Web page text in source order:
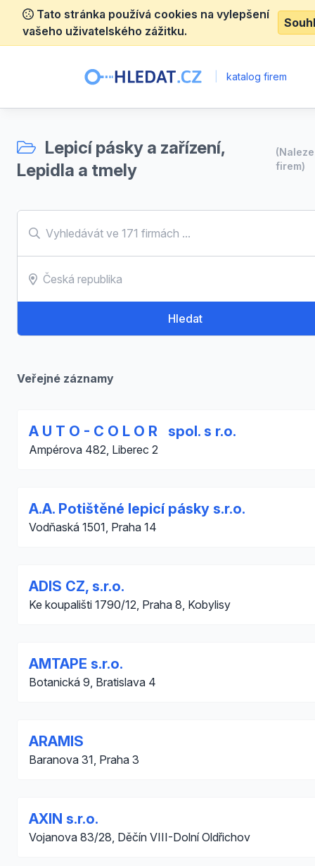
Tato stránka používá cookies na vylepšení
vašeho uživatelského zážitku.
katalog firem
Lepicí pásky a zařízení,
Lepidla a tmely
firem)
Hledat
Veřejné záznamy
A U T O - C O L O R spol. s r.o.
Ampérova 482, Liberec 2
A.A. Potištěné lepicí pásky s.r.o.
Vodňaská 1501, Praha 14
ADIS CZ, s.r.o.
Ke koupališti 1790/12, Praha 8, Kobylisy
AMTAPE s.r.o.
Botanická 9, Bratislava 4
ARAMIS
Baranova 31, Praha 3
AXIN s.r.o.
Vojanova 83/28, Děčín VIII-Dolní Oldřichov